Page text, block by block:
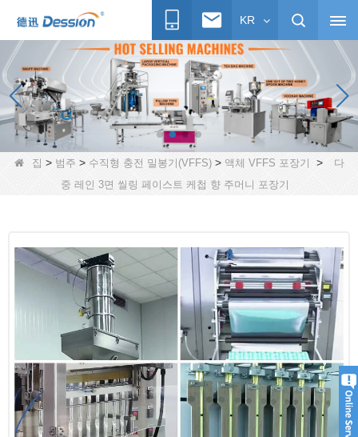
KR
집 > 범주 > 수직형 충전 밀봉기(VFFS)> 액체 VFFS 포장기 >
다
중 레인 3면 씰링 페이스트 케첩 향 주머니 포장기